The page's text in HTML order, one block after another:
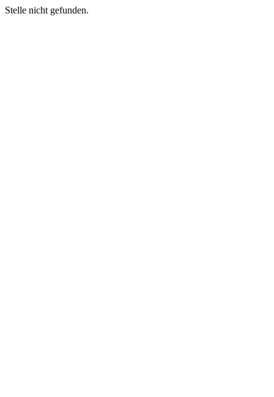
Stelle nicht gefunden.